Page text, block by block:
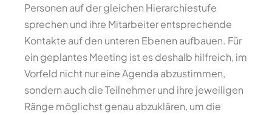
Personen auf der gleichen Hierarchiestufe
sprechen und ihre Mitarbeiter entsprechende
Kontakte auf den unteren Ebenen aufbauen. Für
ein geplantes Meeting ist es deshalb hilfreich, im
Vorfeld nicht nur eine Agenda abzustimmen,
sondern auch die Teilnehmer und ihre jeweiligen
Ränge möglichst genau abzuklären, um die